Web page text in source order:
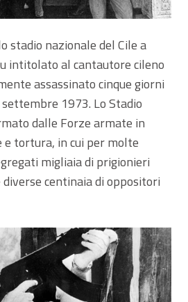
stadio nazionale del Cile a
intitolato al cantautore cileno
assassinato cinque giorni
1973. Lo Stadio
dalle Forze armate in
e tortura, in cui per molte
migliaia di prigionieri
centinaia di oppositori